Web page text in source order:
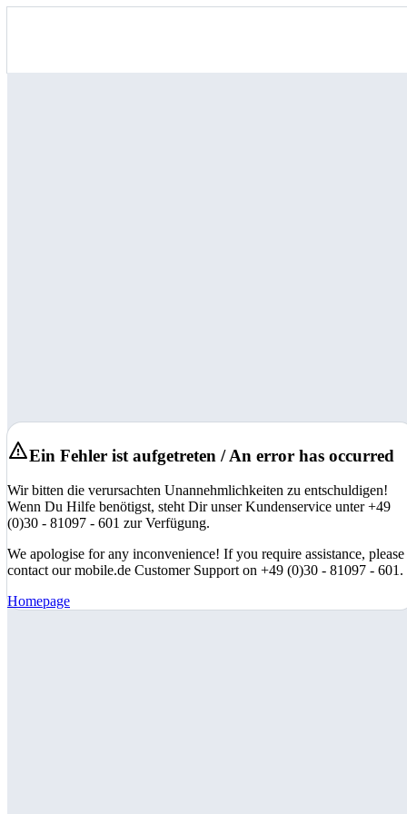
Ein Fehler ist aufgetreten / An error has occurred
Wir bitten die verursachten Unannehmlichkeiten zu entschuldigen!
Wenn Du Hilfe benötigst, steht Dir unser Kundenservice unter +49
(0)30 - 81097 - 601 zur Verfügung.
We apologise for any inconvenience! If you require assistance, please
contact our mobile.de Customer Support on +49 (0)30 - 81097 - 601.
Homepage